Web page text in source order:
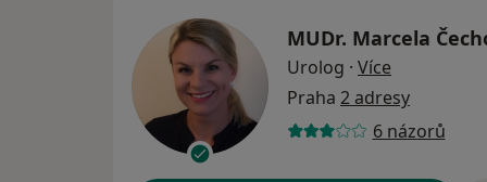
MUDr. Marcela
Urolog · Více
Praha 2 adresy
6 názorů